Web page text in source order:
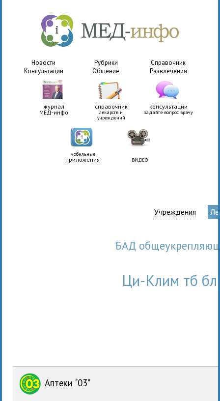
Новости Рубрики
Справочник
Консультации
Общение Развлечения
журнал
МЕД-инфо
справочник
лекарств и
учреждений
консультации
задайте вопрос врачу
мобильные
приложения ВИДЕО
Учреждения
БАД
Ци-Клим тб
Аптеки "03"